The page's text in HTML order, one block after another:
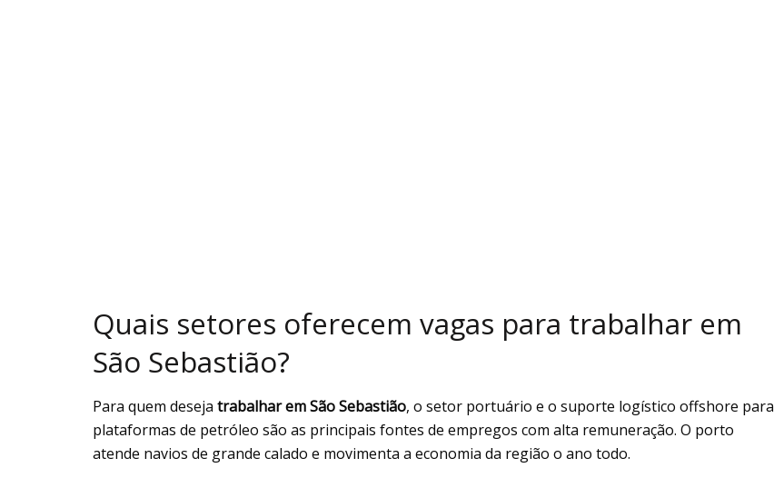
Quais setores oferecem vagas para trabalhar em
São Sebastião?
Para quem deseja trabalhar em São Sebastião, o setor portuário e o suporte logístico offshore para
plataformas de petróleo são as principais fontes de empregos com alta remuneração. O porto
atende navios de grande calado e movimenta a economia da região o ano todo.